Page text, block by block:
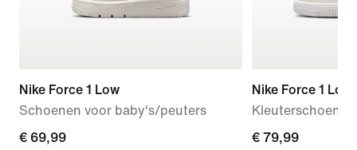
Nike Force 1 Low
Schoenen voor baby's/peuters
€ 69,99
€ 69,99
Nike Force 1 Low
Kleuterschoenen
€ 79,99
€ 79,99